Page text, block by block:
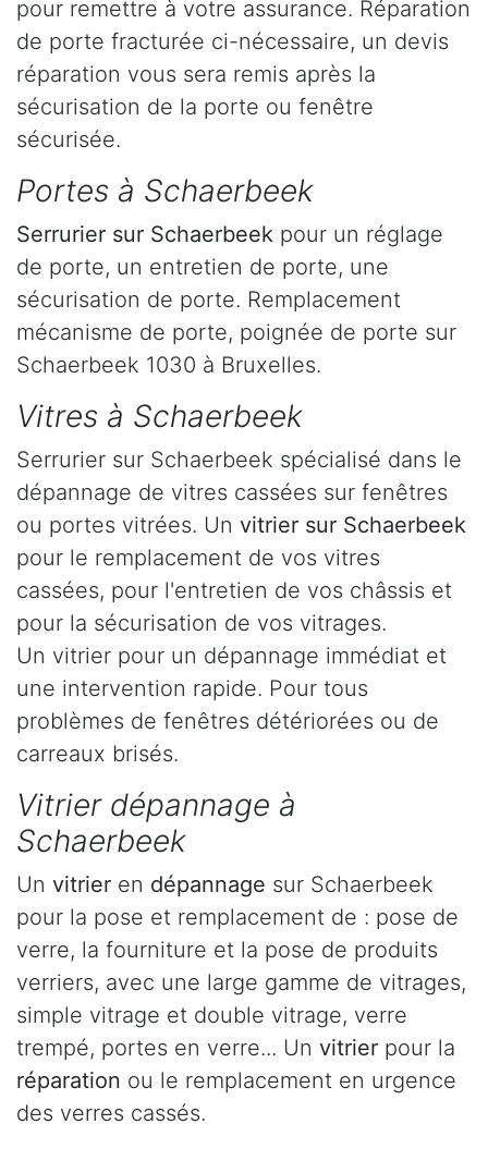
pour remettre à votre assurance. Réparation
de porte fracturée ci-nécessaire, un devis
réparation vous sera remis après la
sécurisation de la porte ou fenêtre
sécurisée.
Portes à Schaerbeek
Serrurier sur Schaerbeek pour un réglage
de porte, un entretien de porte, une
sécurisation de porte. Remplacement
mécanisme de porte, poignée de porte sur
Schaerbeek 1030 à Bruxelles.
Vitres à Schaerbeek
Serrurier sur Schaerbeek spécialisé dans le
dépannage de vitres cassées sur fenêtres
ou portes vitrées. Un vitrier sur Schaerbeek
pour le remplacement de vos vitres
cassées, pour l'entretien de vos châssis et
pour la sécurisation de vos vitrages.
Un vitrier pour un dépannage immédiat et
une intervention rapide. Pour tous
problèmes de fenêtres détériorées ou de
carreaux brisés.
Vitrier dépannage à
Schaerbeek
Un vitrier en dépannage sur Schaerbeek
pour la pose et remplacement de : pose de
verre, la fourniture et la pose de produits
verriers, avec une large gamme de vitrages,
simple vitrage et double vitrage, verre
trempé, portes en verre... Un vitrier pour la
réparation ou le remplacement en urgence
des verres cassés.